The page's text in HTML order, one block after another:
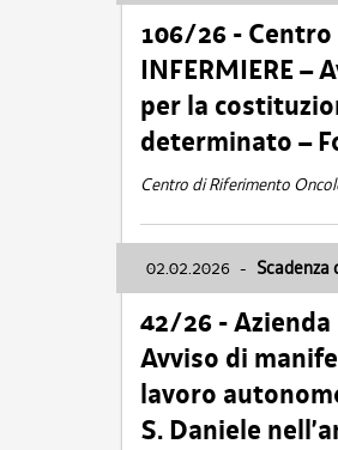
106/26 -
INFERMIERE
per la
determinato –
Centro di Riferimento
02.02.2026 - Scadenza
42/26 -
Avviso di
lavoro
S. Daniele